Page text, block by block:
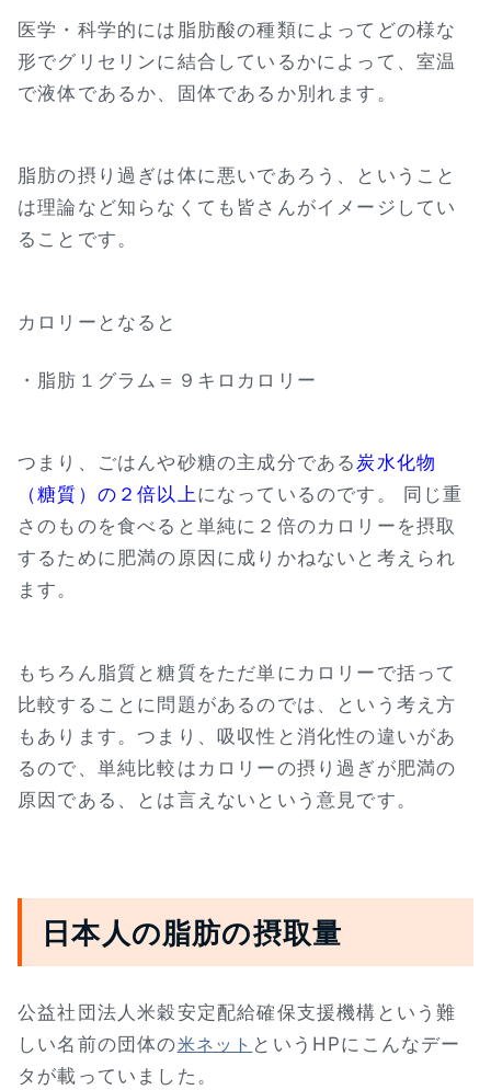
医学・科学的には脂肪酸の種類によってどの様な
形でグリセリンに結合しているかによって、室温
で液体であるか、固体であるか別れます。
脂肪の摂り過ぎは体に悪いであろう、ということ
は理論など知らなくても皆さんがイメージしてい
ることです。
カロリーとなると
・脂肪１グラム＝９キロカロリー
つまり、ごはんや砂糖の主成分である炭水化物
（糖質）の２倍以上になっているのです。 同じ重
さのものを食べると単純に２倍のカロリーを摂取
するために肥満の原因に成りかねないと考えられ
ます。
もちろん脂質と糖質をただ単にカロリーで括って
比較することに問題があるのでは、という考え方
もあります。つまり、吸収性と消化性の違いがあ
るので、単純比較はカロリーの摂り過ぎが肥満の
原因である、とは言えないという意見です。
日本人の脂肪の摂取量
公益社団法人米穀安定配給確保支援機構という難
しい名前の団体の米ネット というHPにこんなデー
タが載っていました。